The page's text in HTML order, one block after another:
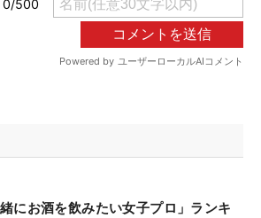
緒にお酒を飲みたい女子プロ」ランキ